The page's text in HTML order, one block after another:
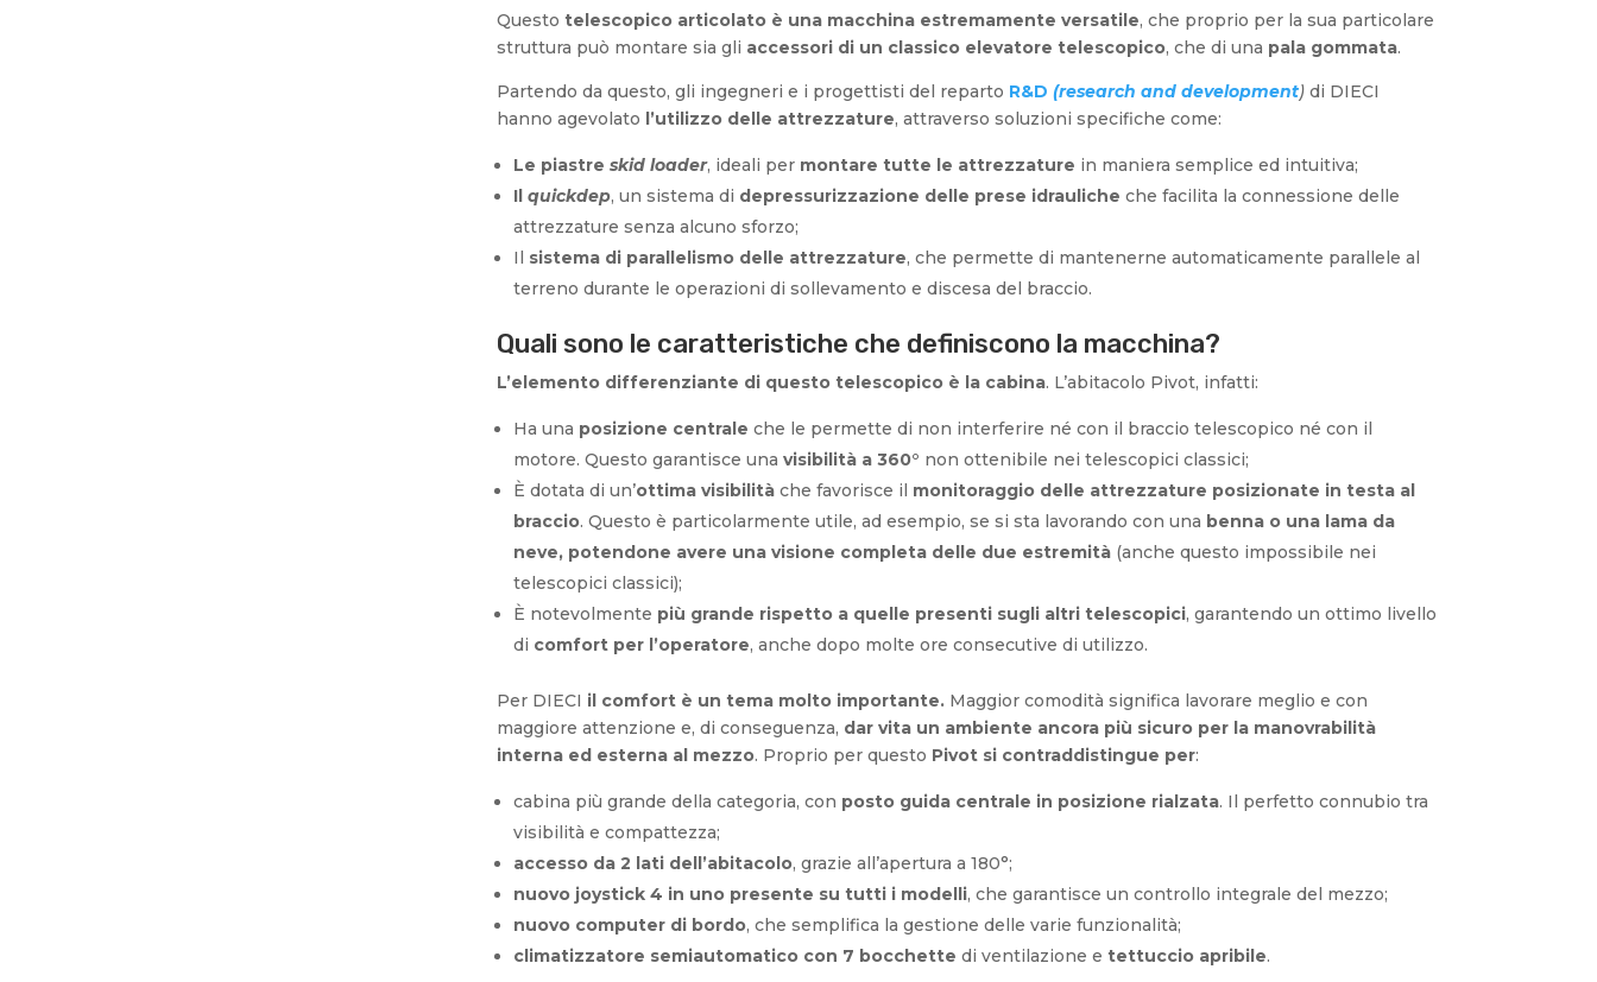
Questo telescopico articolato è una macchina estremamente versatile, che proprio per la sua particolare
struttura può montare sia gli accessori di un classico elevatore telescopico, che di una pala gommata.
Partendo da questo, gli ingegneri e i progettisti del reparto R&D (research and development) di DIECI
hanno agevolato l’utilizzo delle attrezzature, attraverso soluzioni specifiche come:
Le piastre skid loader, ideali per montare tutte le attrezzature in maniera semplice ed intuitiva;
Il quickdep, un sistema di depressurizzazione delle prese idrauliche che facilita la connessione delle
attrezzature senza alcuno sforzo;
Il sistema di parallelismo delle attrezzature, che permette di mantenerne automaticamente parallele al
terreno durante le operazioni di sollevamento e discesa del braccio.
Quali sono le caratteristiche che definiscono la macchina?
L’elemento differenziante di questo telescopico è la cabina. L’abitacolo Pivot, infatti:
Ha una posizione centrale che le permette di non interferire né con il braccio telescopico né con il
motore. Questo garantisce una visibilità a 360° non ottenibile nei telescopici classici;
È dotata di un’ottima visibilità che favorisce il monitoraggio delle attrezzature posizionate in testa al
braccio. Questo è particolarmente utile, ad esempio, se si sta lavorando con una benna o una lama da
neve, potendone avere una visione completa delle due estremità(anche questo impossibile nei
telescopici classici);
È notevolmente più grande rispetto a quelle presenti sugli altri telescopici, garantendo un ottimo livello
di comfort per l’operatore, anche dopo molte ore consecutive di utilizzo.
Per DIECI il comfort è un tema molto importante. Maggior comodità significa lavorare meglio e con
maggiore attenzione e, di conseguenza, dar vita un ambiente ancora più sicuro per la manovrabilità
interna ed esterna al mezzo. Proprio per questo Pivot si contraddistingue per:
cabina più grande della categoria, con posto guida centrale in posizione rialzata. Il perfetto connubio tra
visibilità e compattezza;
accesso da 2 lati dell’abitacolo, grazie all’apertura a 180°;
nuovo joystick 4 in uno presente su tutti i modelli, che garantisce un controllo integrale del mezzo;
nuovo computer di bordo, che semplifica la gestione delle varie funzionalità;
climatizzatore semiautomatico con 7 bocchette di ventilazione e tettuccio apribile.